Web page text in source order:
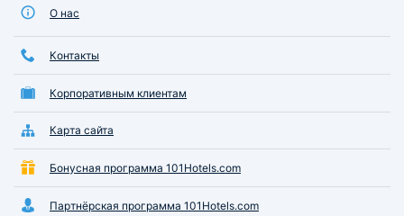
О нас
Контакты
Корпоративным клиентам
Карта сайта
Бонусная программа 101Hotels.com
Партнёрская программа 101Hotels.com